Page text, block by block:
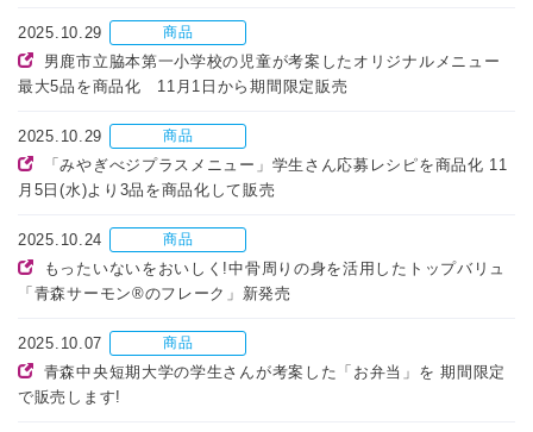
2025.10.29 商品
男鹿市立脇本第一小学校の児童が考案したオリジナルメニュー
最大5品を商品化 11月1日から期間限定販売
2025.10.29 商品
「みやぎべジプラスメニュー」学生さん応募レシピを商品化 11
月5日(水)より3品を商品化して販売
2025.10.24 商品
もったいないをおいしく!中骨周りの身を活用したトップバリュ
「青森サーモン®のフレーク」新発売
2025.10.07 商品
青森中央短期大学の学生さんが考案した「お弁当」を 期間限定
で販売します!